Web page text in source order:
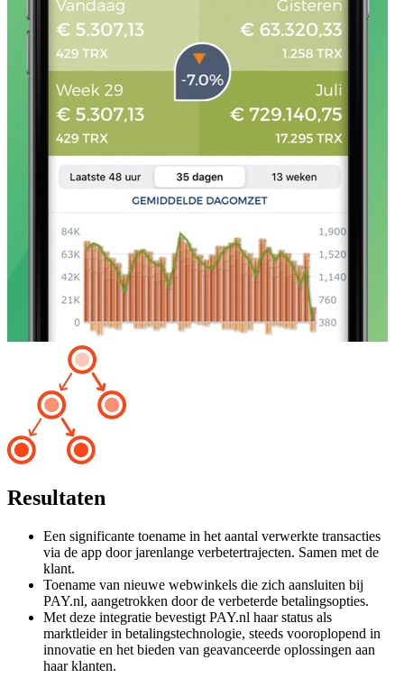
Resultaten
Een significante toename in het aantal verwerkte transacties
via de app door jarenlange verbetertrajecten. Samen met de
klant.
Toename van nieuwe webwinkels die zich aansluiten bij
PAY.nl, aangetrokken door de verbeterde betalingsopties.
Met deze integratie bevestigt PAY.nl haar status als
marktleider in betalingstechnologie, steeds vooroplopend in
innovatie en het bieden van geavanceerde oplossingen aan
haar klanten.